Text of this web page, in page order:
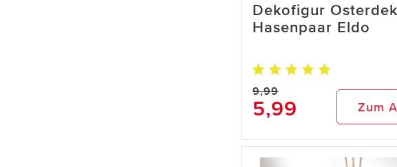
Dekofigur
Hasenpaar Eldo
9,99
5,99 Zum